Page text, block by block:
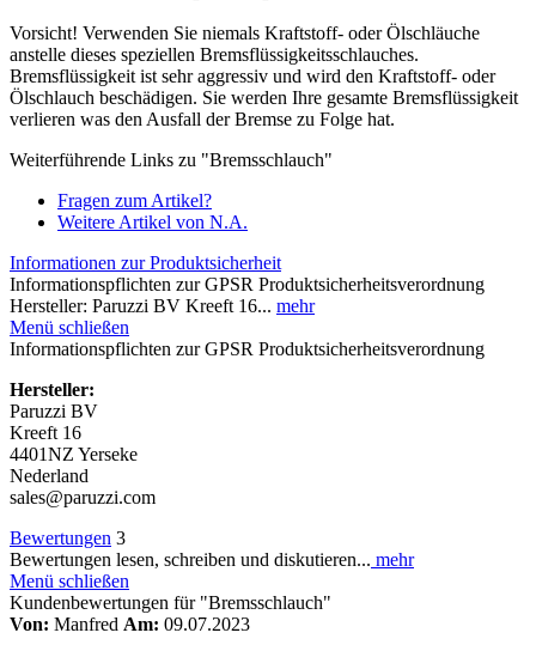
Vorsicht! Verwenden Sie niemals Kraftstoff- oder Ölschläuche
anstelle dieses speziellen Bremsflüssigkeitsschlauches.
Bremsflüssigkeit ist sehr aggressiv und wird den Kraftstoff- oder
Ölschlauch beschädigen. Sie werden Ihre gesamte Bremsflüssigkeit
verlieren was den Ausfall der Bremse zu Folge hat.
Weiterführende Links zu "Bremsschlauch"
Fragen zum Artikel?
Weitere Artikel von N.A.
Informationen zur Produktsicherheit
Informationspflichten zur GPSR Produktsicherheitsverordnung
Hersteller: Paruzzi BV Kreeft 16... mehr
Menü schließen
Informationspflichten zur GPSR Produktsicherheitsverordnung
Hersteller:
Paruzzi BV
Kreeft 16
4401NZ Yerseke
Nederland
sales@paruzzi.com
Bewertungen 3
Bewertungen lesen, schreiben und diskutieren... mehr
Menü schließen
Kundenbewertungen für "Bremsschlauch"
Von: Manfred Am: 09.07.2023